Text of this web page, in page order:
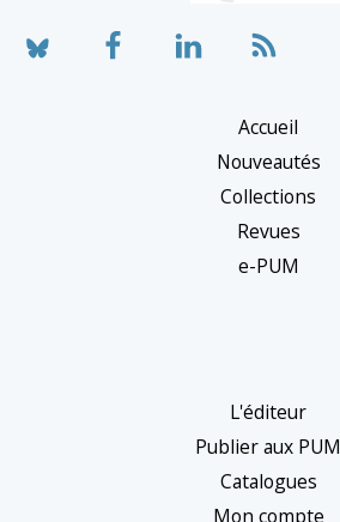
Accueil
Nouveautés
Collections
Revues
e-PUM
L'éditeur
Publier aux PUM
Catalogues
Mon compte